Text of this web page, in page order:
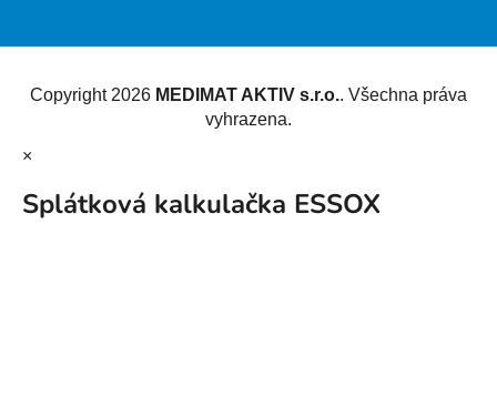
Copyright 2026 MEDIMAT AKTIV s.r.o.. Všechna práva
vyhrazena.
×
Splátková kalkulačka ESSOX